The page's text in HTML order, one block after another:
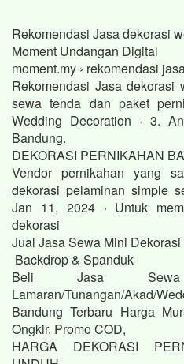
Rekomendasi Jasa dekorasi
Moment Undangan Digital
moment.my › rekomendasi
Rekomendasi Jasa dekorasi
sewa tenda dan paket
Wedding Decoration · 3.
Bandung.
DEKORASI PERNIKAHAN
Vendor pernikahan yang
dekorasi pelaminan simple
Jan 11, 2024 · Untuk
dekorasi
Jual Jasa Sewa Mini
Backdrop & Spanduk
Beli Jasa
Lamaran/Tunangan/Akad/
Bandung Terbaru Harga
Ongkir, Promo COD,
HARGA DEKORASI